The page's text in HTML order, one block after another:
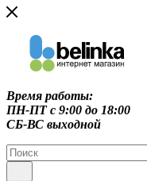
Время работы:
ПН-ПТ c 9:00 до 18:00
СБ-ВС выходной